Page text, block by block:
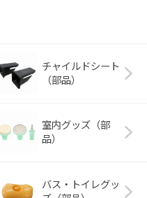
チャイルドシート
（部品）
室内グッズ（部
品）
バス・トイレグッ